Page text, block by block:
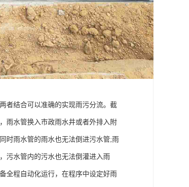
者结合可以准确的实现雨污分流。截
雨水管换入市政雨水井或者外排入附
时雨水管的雨水也无法倒进污水管;雨
污水管内的污水也无法倒灌进入雨
全程自动化运行，在程序中设定好雨